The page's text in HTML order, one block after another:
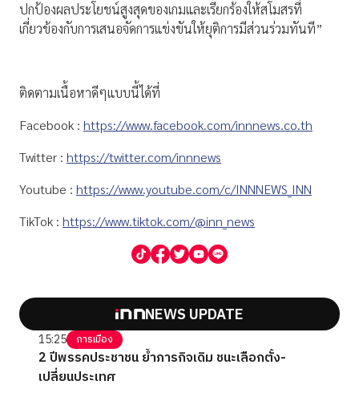
ปกป้องผลประโยชน์สูงสุดของเกมและเรียกร้องให้สโมสรที่
เกี่ยวข้องกับการเสนอจัดการแข่งขันให้ยุติการมีส่วนร่วมทันที”
ติดตามเนื้อหาดีๆแบบนี้ได้ที่
Facebook : https://www.facebook.com/innnews.co.th
Twitter : https://twitter.com/innnews
Youtube : https://www.youtube.com/c/INNNEWS_INN
TikTok : https://www.tiktok.com/@inn_news
NEWS UPDATE
15:25 การเมือง
2 ปีพรรคประชาชน ย้ำภารกิจเดิม ชนะเลือกตั้ง-
เปลี่ยนประเทศ